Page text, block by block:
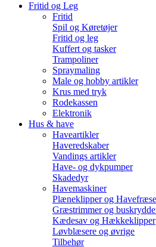
Fritid og Leg
Fritid
Spil og Køretøjer
Fritid og leg
Kuffert og tasker
Trampoliner
Spraymaling
Male og hobby artikler
Krus med tryk
Rodekassen
Elektronik
Hus & have
Haveartikler
Haveredskaber
Vandings artikler
Have- og dykpumper
Skadedyr
Havemaskiner
Plæneklipper og
Græstrimmer og
Kædesav og Hækkeklipper
Løvblæsere og øvrige
Tilbehør